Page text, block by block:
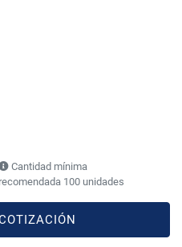
Cantidad mínima
recomendada 100 unidades